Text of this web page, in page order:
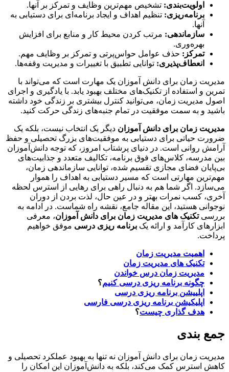
اولویت‌بندی:تشخیص مهم‌ترین وظایف و تمرکز بر آنها.
برنامه‌ریزی: تنظیم اهداف و ایجاد برنامه‌ای برای دستیابی به
سازماندهی:مرتب کردن محیط کار و منابع برای افزایش
بهره‌وری.
تمرکز:حذف عوامل حواس‌پرتی و تمرکز بر وظایف مهم.
انعطاف‌پذیری:توانایی تطبیق با تغییرات و مدیریت وقفه‌ها.
زمان برای دانش آموزان یک مهارت است که می‌تواند با
و استفاده از تکنیک‌های مختلف بهبود یابد. با یادگیری و اجرای
مدیریت زمان، می‌توانید کنترل بیشتری بر زندگی خود داشته
و به سمت موفقیت در تمام جنبه‌های زندگی حرکت کنید.
زمان برای دانش آموزاندیگر یک انتخاب نیست، بلکه یک
حیاتی برای دستیابی به موفقیت‌های بزرگ تحصیلی و حفظ
روانی است. در دنیای پرشتاب امروز، که توجه دانش‌آموزان
مدرسه، کلاس‌های فوق برنامه، تکالیف متعدد و جذابیت‌های
فضای مجازی تقسیم شده، توانایی سازماندهی زمان،
مهارتی است که مسیر دستیابی به اهداف را هموار
اگر شما هم به دنبال راهی برای رهایی از استرس لحظه
کسب نمرات بهتر و در عین حال، لذت بردن از دوران
هستید، این مقاله جامع، نقشه راه شماست. در ادامه به
تکنیک های مدیریت زمان برای دانش آموزان، معرفی
کارآمد و ارائه یکبرنامه ریزی درسیموفق خواهیم
اهمیت مدیریت زمان
تکنیک های مدیریت زمان
مدیریت زمان درس خواندن
چگونه برنامه ریزی درسی کنیم ؟
اپلییشن برنامه ریزی درسی
اپلیکیشن برنامه ریزی درسی فارسی
هدف گذاری چیست؟
بندی
زمان برای دانش آموزان نه تنها به بهبود عملکرد تحصیلی و
استرس کمک می‌کند، بلکه به دانش‌آموزان این امکان را